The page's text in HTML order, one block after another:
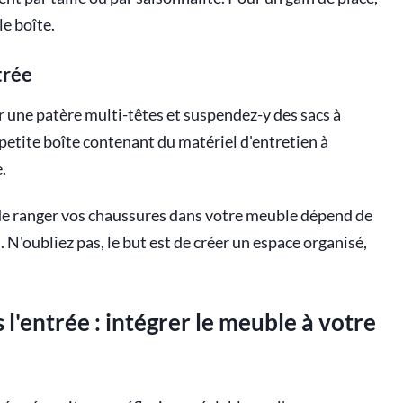
boîte.
patère multi-têtes et suspendez-y des sacs à
boîte contenant du matériel d'entretien à
ranger vos chaussures dans votre meuble dépend de
pas, le but est de créer un espace organisé,
l'entrée : intégrer le meuble à votre